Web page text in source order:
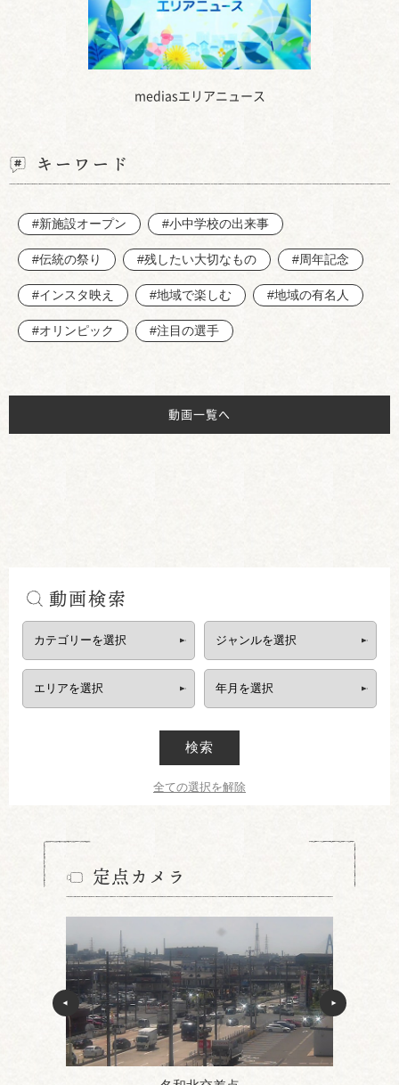
mediasエリアニュース
キーワード
#新施設オープン #小中学校の出来事
#伝統の祭り #残したい大切なもの #周年記念
#インスタ映え #地域で楽しむ #地域の有名人
#オリンピック #注目の選手
動画一覧へ
動画検索
検索
全ての選択を解除
定点カメラ